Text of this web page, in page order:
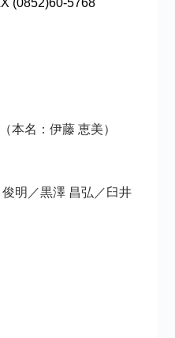
(0852)60-5768
名：伊藤 恵美）
明／黒澤 昌弘／臼井